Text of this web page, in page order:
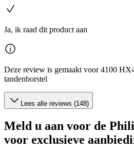
Ja, ik raad dit product aan
Deze review is gemaakt voor 4100
tandenborstel
Lees alle reviews (148)
Meld u aan voor de
voor exclusieve